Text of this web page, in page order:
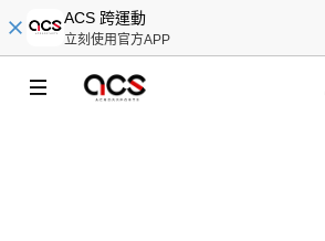
ACS 跨運動
立刻使用官方APP